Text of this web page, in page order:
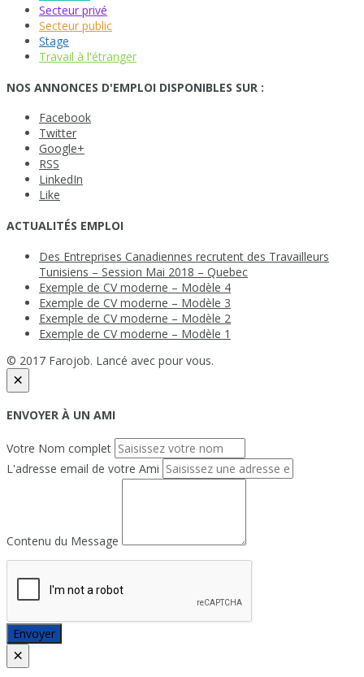
Secteur privé
Secteur public
Stage
Travail à l'étranger
NOS ANNONCES D'EMPLOI DISPONIBLES SUR :
Facebook
Twitter
Google+
RSS
LinkedIn
Like
ACTUALITÉS EMPLOI
Des Entreprises Canadiennes recrutent des Travailleurs
Tunisiens – Session Mai 2018 – Quebec
Exemple de CV moderne – Modèle 4
Exemple de CV moderne – Modèle 3
Exemple de CV moderne – Modèle 2
Exemple de CV moderne – Modèle 1
© 2017 Farojob. Lancé avec pour vous.
×
ENVOYER À UN AMI
Votre Nom complet
L'adresse email de votre Ami
Contenu du Message
Envoyer
×